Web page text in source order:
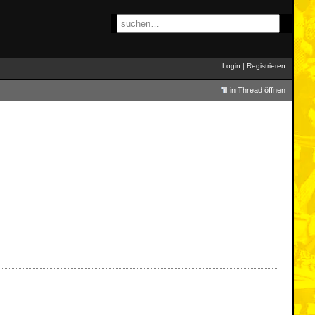
Login | Registrieren
in Thread öffnen